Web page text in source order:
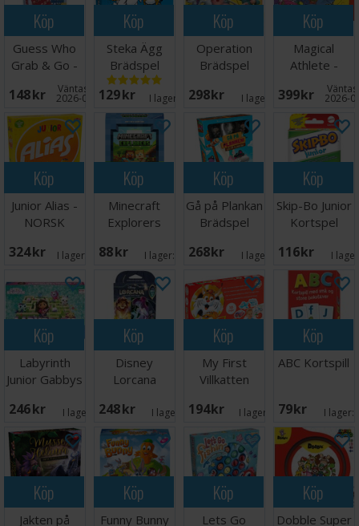
Köp
Guess Who
Grab & Go -
Reseutgåva
148 SEK Väntas in:
2026-08-26
Köp
Steka Ägg
Brädspel
129 SEK I lager: 17
Köp
Operation
Brädspel
298 SEK I lager: 5
Köp
Magical
Athlete -
NORSK
399 SEK 2026-
Köp
Junior Alias -
NORSK
324 SEK I lager: 20+
Köp
Minecraft
Explorers
88 SEK I lager:
Köp
Gå på Plankan
Brädspel
268 SEK I lager:
Köp
Skip-Bo Junior
Kortspel
116 SEK I
Köp
Labyrinth
Junior Gabbys
246 SEK I lager: 2
Köp
Disney
Lorcana
Starter #1
248 SEK I lager:
Köp
My First
Villkatten
194 SEK I lager: 11
Köp
ABC Kortspill
79 SEK I lager:
Köp
Jakten på
Köp
Funny Bunny
Köp
Lets Go
Köp
Dobble Super